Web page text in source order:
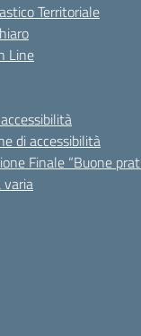
Territoriale
Line
di accessibilità
Finale “Buone
varia